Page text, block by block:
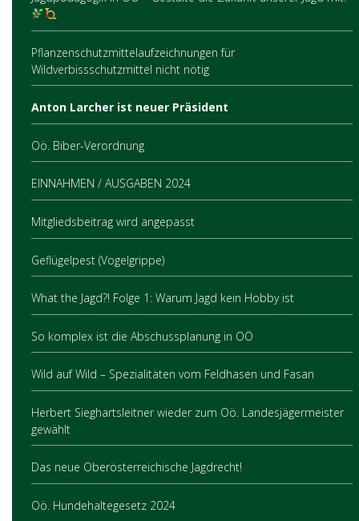
Pflanzenschutzmittelaufzeichnungen für
Wildverbissschutzmittel nicht nötig
Anton Larcher ist neuer Präsident
Oö. Biber-Verordnung
EINNAHMEN / AUSGABEN 2024
Mitgliedsbeitrag wird angepasst
Geflügelpest (Vogelgrippe)
What the Jagd?! Folge 1: Warum Jagd kein Hobby ist
So komplex ist die Abschussplanung in OÖ
Wild auf Wild – Spezialitäten vom Feldhasen und Fasan
Herbert Sieghartsleitner wieder zum Oö. Landesjägermeister
gewählt
Das neue Oberösterreichische Jagdrecht!
Oö. Hundehaltegesetz 2024